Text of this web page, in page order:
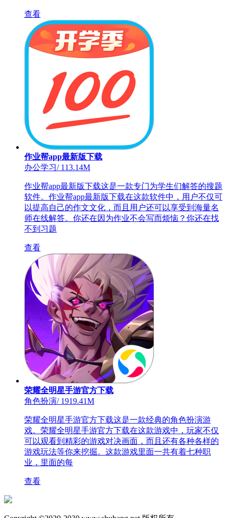
查看
作业帮app最新版下载
办公学习/113.14M
作业帮app最新版下载这是一款专门为学生们解答的搜题
软件。作业帮app最新版下载在这款软件中，用户不仅可
以提高自己的作文文化，而且用户还可以享受到海量名
师在线解答。你还在因为作业不会写而烦恼？你还在找
不到习题
查看
荣耀全明星手游官方下载
角色扮演/1919.41M
荣耀全明星手游官方下载这是一款经典的角色扮演游
戏。荣耀全明星手游官方下载在这款游戏中，玩家不仅
可以观看到精彩的游戏对决画面，而且还有各种各样的
游戏玩法等你来挖掘。这款游戏里面一共有着七种职
业，里面的每
查看